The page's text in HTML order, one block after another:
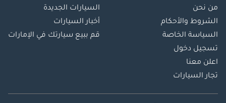
من نحن
الشروط والأحكام
السياسة الخاصة
تسجيل دخول
اعلن معنا
تجار السيارات
السيارات الجديدة
أخبار السيارات
قم ببيع سيارتك في الإمارات